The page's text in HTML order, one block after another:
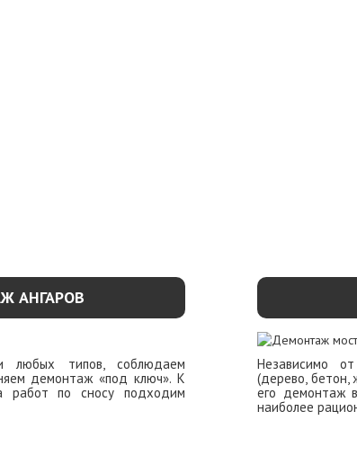
АНГАРОВ
любых типов, соблюдаем
демонтаж «под ключ». К
работ по сносу подходим
Независимо
(дерево, бетон,
его демонтаж
наиболее